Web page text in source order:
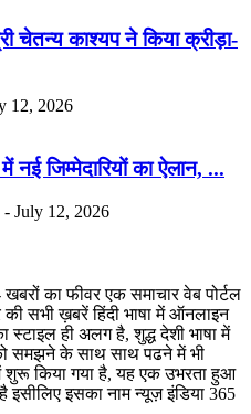
चेतन्य काश्यप ने किया क्रीड़ा-
12, 2026
नई जिम्मेदारियों का ऐलान, ...
- July 12, 2026
का फीवर एक समाचार वेब पोर्टल
सभी ख़बरें हिंदी भाषा में ऑनलाइन
स्टाइल ही अलग है, शुद्ध देशी भाषा में
समझने के साथ साथ पढने में भी
शुरू किया गया है, यह एक उभरता हुआ
इसीलिए इसका नाम न्यूज़ इंडिया 365